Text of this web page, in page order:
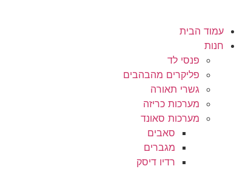
עמוד הבית
חנות
פנסי לד
פליקרים מהבהבים
גשרי תאורה
מערכות כריזה
מערכות סאונד
סאבים
מגברים
רדיו דיסק